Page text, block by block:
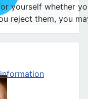
yourself whether
reject them, you